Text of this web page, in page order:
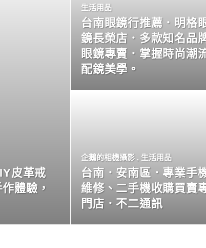
皮革戒
體驗，
生活用品
台南眼鏡行推薦．明格
鏡長榮店．多款知名品
眼鏡專賣．掌握時尚潮
配鏡美學。
企鵝的相機攝影 , 生活用品
台南．安南區．專業手
維修、二手機收購買賣
門店．不二通訊